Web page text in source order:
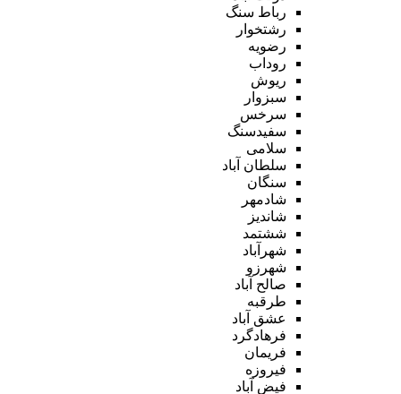
رباط سنگ
رشتخوار
رضویه
روداب
ریوش
سبزوار
سرخس
سفیدسنگ
سلامی
سلطان آباد
سنگان
شادمهر
شاندیز
ششتمد
شهرآباد
شهرزو
صالح آباد
طرقبه
عشق آباد
فرهادگرد
فریمان
فیروزه
فیض آباد